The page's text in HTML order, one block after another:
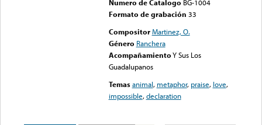
Numero de Catalogo BG-1004
Formato de grabación 33
Compositor Martinez, O.
Género Ranchera
AcompañamientoY Sus Los
Guadalupanos
Temas animal, metaphor, praise, love,
impossible,declaration